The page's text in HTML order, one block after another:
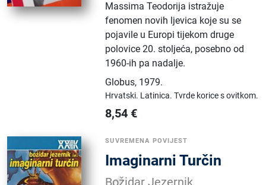
Massima Teodorija istražuje
fenomen novih ljevica koje su se
pojavile u Europi tijekom druge
polovice 20. stoljeća, posebno od
1960-ih pa nadalje.
Globus, 1979.
Hrvatski. Latinica.Tvrde korice s ovitkom.
8,54 €
SUVREMENA POVIJEST
Imaginarni Turčin